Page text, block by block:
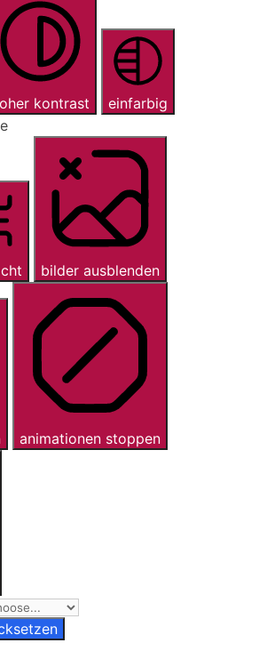
kontrast
einfarbig
bilder ausblenden
animationen stoppen